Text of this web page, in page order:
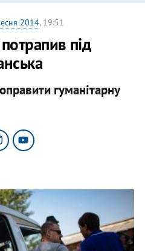
2014, 19:51
під
гуманітарну